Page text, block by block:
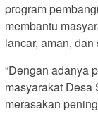
program
membantu
lancar, aman,
“Dengan adanya
masyarakat Desa
merasakan